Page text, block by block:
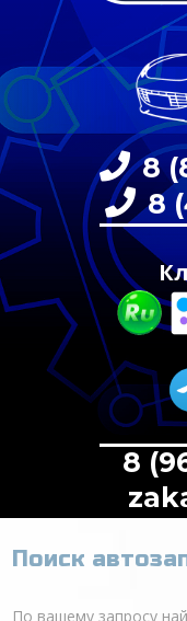
8
8
8
Поиск
По вашему запросу